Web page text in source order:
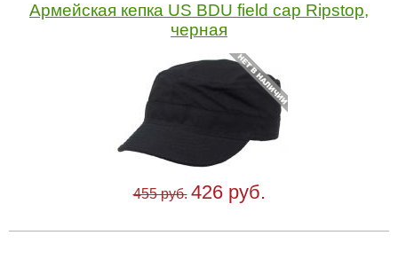
Армейская кепка US BDU field cap Ripstop,
черная
455 руб. 426 руб.